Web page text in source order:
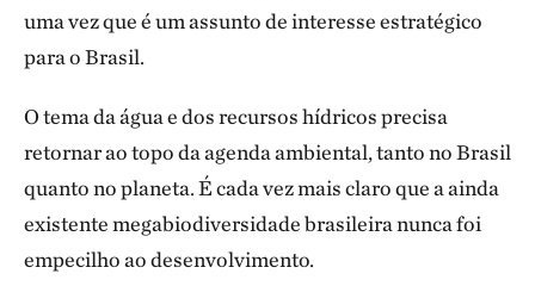
uma vez que é um assunto de interesse estratégico
para o Brasil.
O tema da água e dos recursos hídricos precisa
retornar ao topo da agenda ambiental, tanto no Brasil
quanto no planeta. É cada vez mais claro que a ainda
existente megabiodiversidade brasileira nunca foi
empecilho ao desenvolvimento.